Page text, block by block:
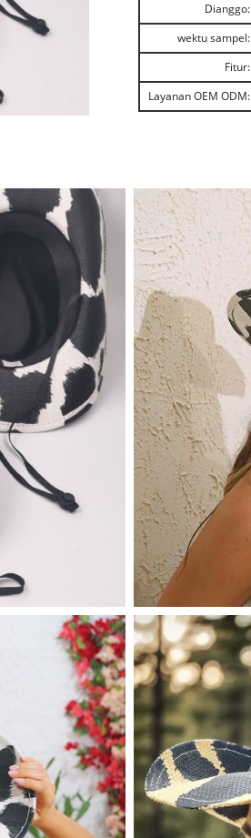
Dianggo:
wektu sampel:
Fitur:
Layanan OEM ODM: